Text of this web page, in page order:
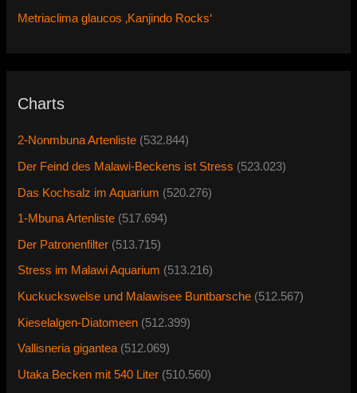
Metriaclima glaucos ‚Kanjindo Rocks‘
Charts
2-Nonmbuna Artenliste (532.844)
Der Feind des Malawi-Beckens ist Stress (523.023)
Das Kochsalz im Aquarium (520.276)
1-Mbuna Artenliste (517.694)
Der Patronenfilter (513.715)
Stress im Malawi Aquarium (513.216)
Kuckuckswelse und Malawisee Buntbarsche (512.567)
Kieselalgen-Diatomeen (512.399)
Vallisneria gigantea (512.069)
Utaka Becken mit 540 Liter (510.560)